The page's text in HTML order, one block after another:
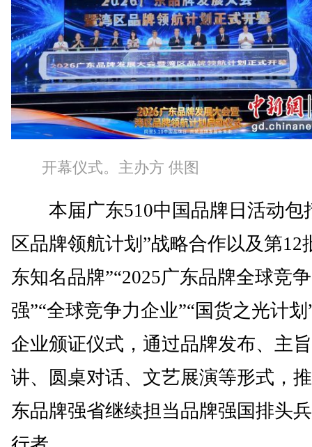
开幕仪式。主办方 供图
本届广东510中国品牌日活动包
区品牌领航计划”战略合作以及第12
东知名品牌”“2025广东品牌全球竞
强”“全球竞争力企业”“国货之光计划
企业颁证仪式，通过品牌发布、主
讲、圆桌对话、文艺展演等形式，
东品牌强省继续担当品牌强国排头